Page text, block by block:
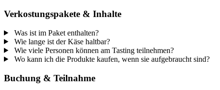
Verkostungspakete & Inhalte
Was ist im Paket enthalten?
Wie lange ist der Käse haltbar?
Wie viele Personen können am Tasting teilnehmen?
Wo kann ich die Produkte kaufen, wenn sie aufgebraucht sind?
Buchung & Teilnahme